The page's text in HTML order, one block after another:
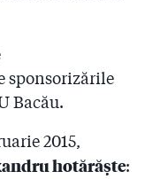
sponsorizările
Bacău.
2015,
hotărăște: